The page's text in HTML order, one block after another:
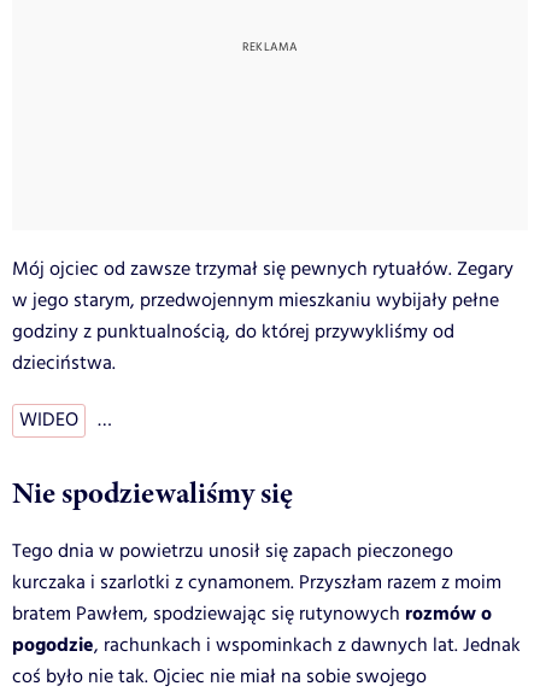
Mój ojciec od zawsze trzymał się pewnych rytuałów. Zegary
w jego starym, przedwojennym mieszkaniu wybijały pełne
godziny z punktualnością, do której przywykliśmy od
dzieciństwa.
WIDEO …
Nie spodziewaliśmy się
Tego dnia w powietrzu unosił się zapach pieczonego
kurczaka i szarlotki z cynamonem. Przyszłam razem z moim
bratem Pawłem, spodziewając się rutynowych rozmów o
pogodzie, rachunkach i wspominkach z dawnych lat. Jednak
coś było nie tak. Ojciec nie miał na sobie swojego